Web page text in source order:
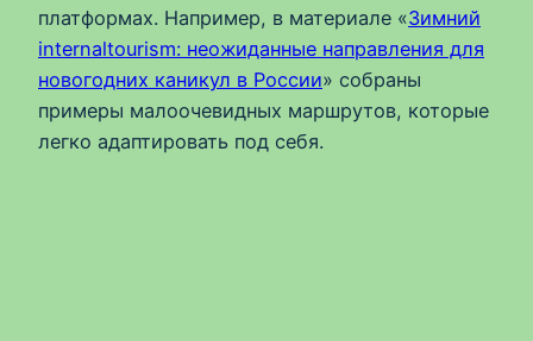
платформах. Например, в материале «Зимний
internaltourism: неожиданные направления для
новогодних каникул в России» собраны
примеры малоочевидных маршрутов, которые
легко адаптировать под себя.